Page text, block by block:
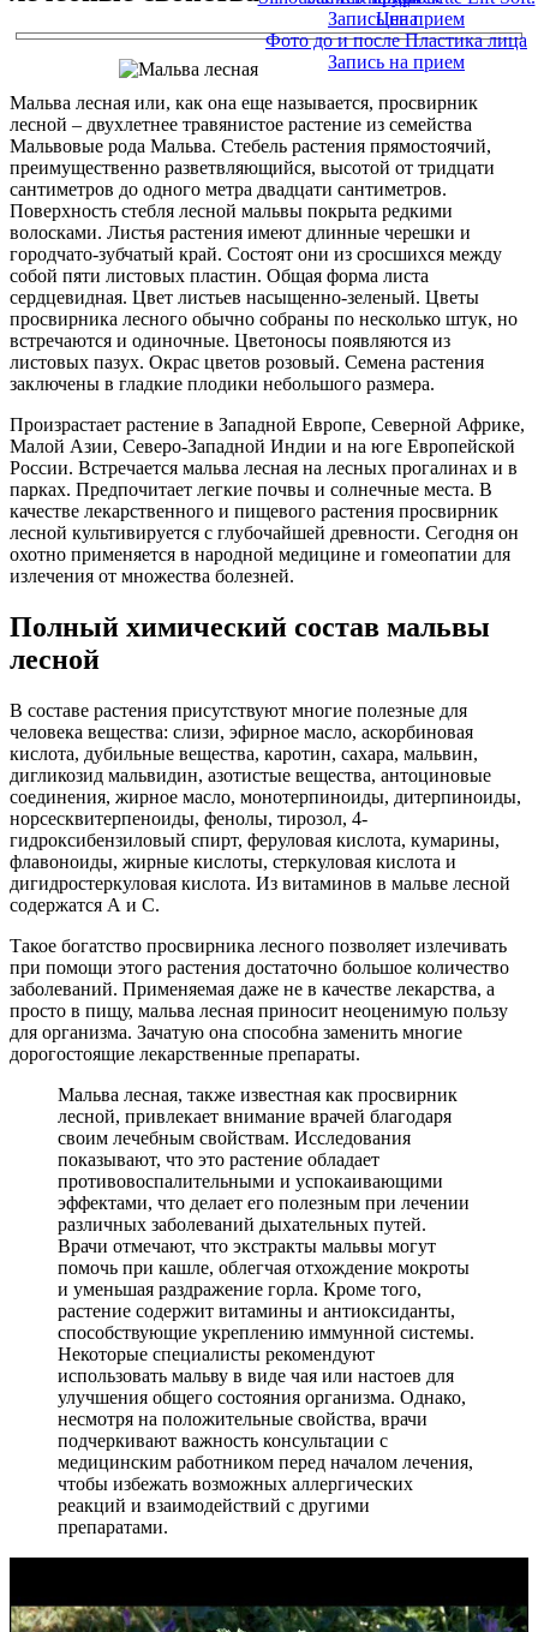
Цена
Фото до и после Пластика лица
Запись на прием
Запись на прием
Мальва лесная или, как она еще называется, просвирник
лесной – двухлетнее травянистое растение из семейства
Мальвовые рода Мальва. Стебель растения прямостоячий,
преимущественно разветвляющийся, высотой от тридцати
сантиметров до одного метра двадцати сантиметров.
Поверхность стебля лесной мальвы покрыта редкими
волосками. Листья растения имеют длинные черешки и
городчато-зубчатый край. Состоят они из сросшихся между
собой пяти листовых пластин. Общая форма листа
сердцевидная. Цвет листьев насыщенно-зеленый. Цветы
просвирника лесного обычно собраны по несколько штук, но
встречаются и одиночные. Цветоносы появляются из
листовых пазух. Окрас цветов розовый. Семена растения
заключены в гладкие плодики небольшого размера.
Произрастает растение в Западной Европе, Северной Африке,
Малой Азии, Северо-Западной Индии и на юге Европейской
России. Встречается мальва лесная на лесных прогалинах и в
парках. Предпочитает легкие почвы и солнечные места. В
качестве лекарственного и пищевого растения просвирник
лесной культивируется с глубочайшей древности. Сегодня он
охотно применяется в народной медицине и гомеопатии для
излечения от множества болезней.
Полный химический состав мальвы
лесной
В составе растения присутствуют многие полезные для
человека вещества: слизи, эфирное масло, аскорбиновая
кислота, дубильные вещества, каротин, сахара, мальвин,
дигликозид мальвидин, азотистые вещества, антоциновые
соединения, жирное масло, монотерпиноиды, дитерпиноиды,
норсесквитерпеноиды, фенолы, тирозол, 4-
гидроксибензиловый спирт, феруловая кислота, кумарины,
флавоноиды, жирные кислоты, стеркуловая кислота и
дигидростеркуловая кислота. Из витаминов в мальве лесной
содержатся А и С.
Такое богатство просвирника лесного позволяет излечивать
при помощи этого растения достаточно большое количество
заболеваний. Применяемая даже не в качестве лекарства, а
просто в пищу, мальва лесная приносит неоценимую пользу
для организма. Зачатую она способна заменить многие
дорогостоящие лекарственные препараты.
Мальва лесная, также известная как просвирник
лесной, привлекает внимание врачей благодаря
своим лечебным свойствам. Исследования
показывают, что это растение обладает
противовоспалительными и успокаивающими
эффектами, что делает его полезным при лечении
различных заболеваний дыхательных путей.
Врачи отмечают, что экстракты мальвы могут
помочь при кашле, облегчая отхождение мокроты
и уменьшая раздражение горла. Кроме того,
растение содержит витамины и антиоксиданты,
способствующие укреплению иммунной системы.
Некоторые специалисты рекомендуют
использовать мальву в виде чая или настоев для
улучшения общего состояния организма. Однако,
несмотря на положительные свойства, врачи
подчеркивают важность консультации с
медицинским работником перед началом лечения,
чтобы избежать возможных аллергических
реакций и взаимодействий с другими
препаратами.